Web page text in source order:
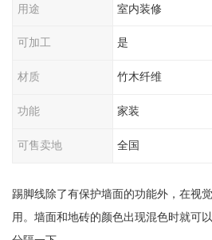
用途 室内装修
可加工 是
材质 竹木纤维
功能 家装
可售卖地 全国
踢脚线除了有保护墙面的功能外，在视
用。墙面和地砖的颜色出现混色时就可